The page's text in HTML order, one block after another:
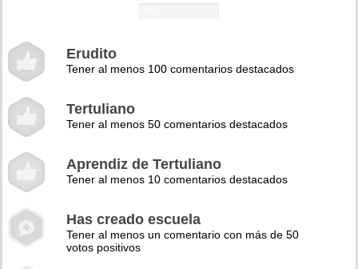
Erudito
Tener al menos 100 comentarios destacados
Tertuliano
Tener al menos 50 comentarios destacados
Aprendiz de Tertuliano
Tener al menos 10 comentarios destacados
Has creado escuela
Tener al menos un comentario con más de 50
votos positivos